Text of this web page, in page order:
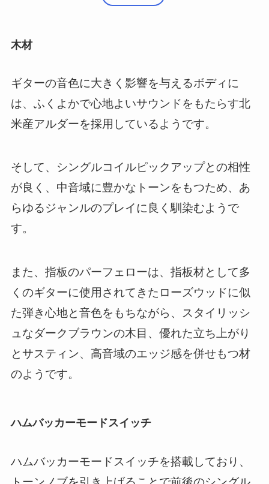
木材
ギターの音色に大きく影響を与えるボディに
は、ふくよかで心地よいサウンドをもたらす北
米産アルダーを採用しているようです。
そして、シングルコイルピックアップとの相性
が良く、中音域に豊かなトーンをもつため、あ
らゆるジャンルのプレイに良く馴染むようで
す。
また、指板のパーフェローは、指板材として多
くのギターに使用されてきたローズウッドに似
た弾き心地と音色をもちながら、スタイリッシ
ュなダークブラウンの木目、優れた立ち上がり
とサスティン、高音域のエッジ感を併せもつ材
のようです。
ハムバッカーモードスイッチ
ハムバッカーモードスイッチを搭載しており、